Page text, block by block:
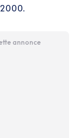
annonce